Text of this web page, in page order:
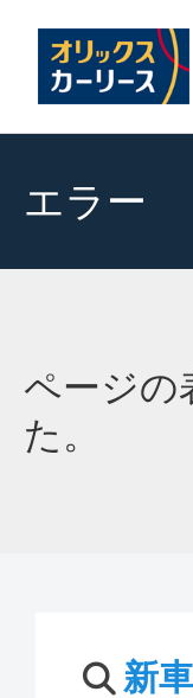
エラー
ページの
た。
新